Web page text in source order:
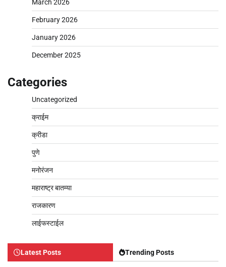
March 2026
February 2026
January 2026
December 2025
Categories
Uncategorized
क्राईम
क्रीडा
पुणे
मनोरंजन
महाराष्ट्र बातम्या
राजकारण
लाईफस्टाईल
Latest Posts Trending Posts